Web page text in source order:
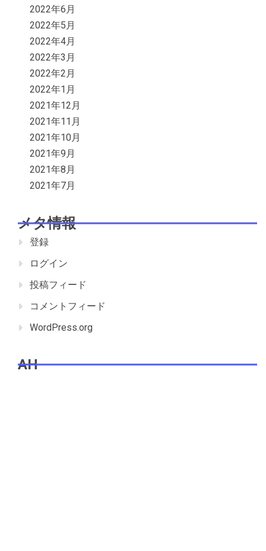
2022年6月
2022年5月
2022年4月
2022年3月
2022年2月
2022年1月
2021年12月
2021年11月
2021年10月
2021年9月
2021年8月
2021年7月
メタ情報
登録
ログイン
投稿フィード
コメントフィード
WordPress.org
AH